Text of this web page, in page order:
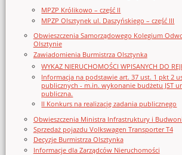
MPZP Królikowo – część II
MPZP Olsztynek ul. Daszyńskiego – część III
Obwieszczenia Samorządowego Kolegium
Olsztynie
Zawiadomienia Burmistrza Olsztynka
WYKAZ NIERUCHOMOŚCI WPISANYCH DO
Informacja na podstawie art. 37 ust. 1 pkt 2
publicznych - m.in. wykonanie budżetu JST
publiczna.
II Konkurs na realizację zadania publicznego
Obwieszczenia Ministra Infrastruktury i
Sprzedaż pojazdu Volkswagen Transporter T4
Decyzje Burmistrza Olsztynka
Informacje dla Zarządców Nieruchomości